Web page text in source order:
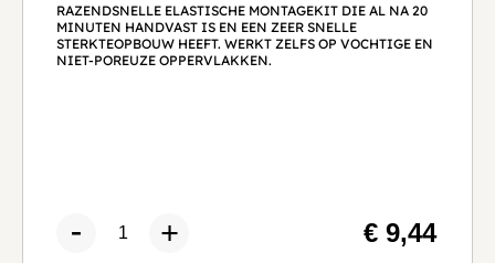
RAZENDSNELLE ELASTISCHE MONTAGEKIT DIE AL NA 20
MINUTEN HANDVAST IS EN EEN ZEER SNELLE
STERKTEOPBOUW HEEFT. WERKT ZELFS OP VOCHTIGE EN
NIET-POREUZE OPPERVLAKKEN.
€ 9,44